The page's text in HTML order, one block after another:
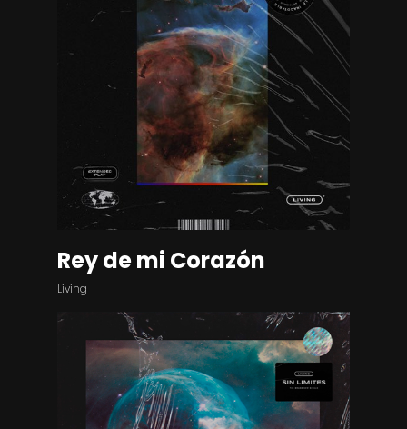
Rey de mi Corazón
Living